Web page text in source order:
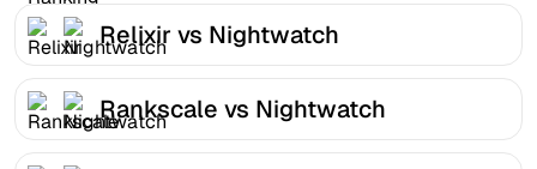
Relixir vs Nightwatch
Rankscale vs Nightwatch